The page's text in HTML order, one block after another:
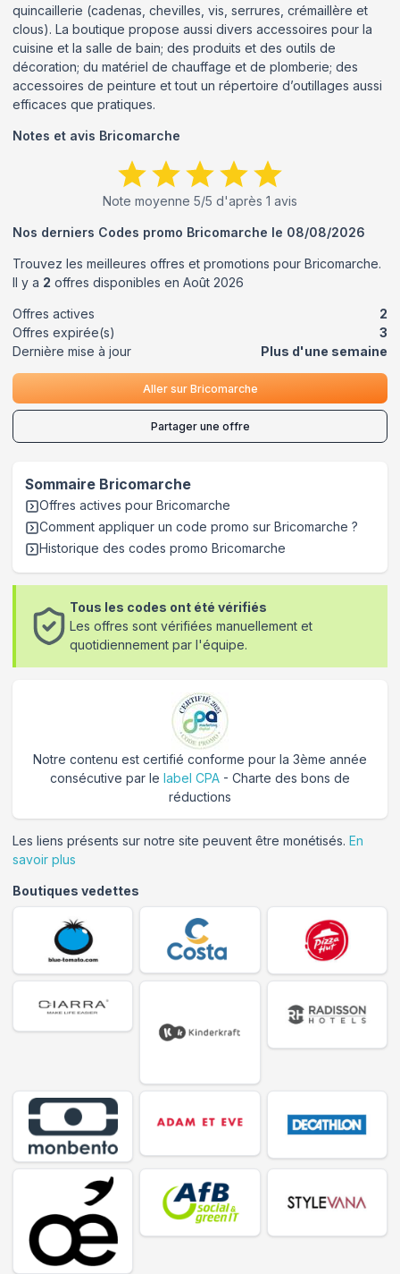
quincaillerie (cadenas, chevilles, vis, serrures, crémaillère et
clous). La boutique propose aussi divers accessoires pour la
cuisine et la salle de bain; des produits et des outils de
décoration; du matériel de chauffage et de plomberie; des
accessoires de peinture et tout un répertoire d’outillages aussi
efficaces que pratiques.
Notes et avis Bricomarche
Note moyenne 5/5 d'après 1 avis
Nos derniers Codes promo Bricomarche le 08/08/2026
Trouvez les meilleures offres et promotions pour Bricomarche.
Il y a 2 offres disponibles en Août 2026
Offres actives
2
Offres expirée(s)
3
Dernière mise à jour
Plus d'une semaine
Aller sur Bricomarche
Partager une offre
Sommaire Bricomarche
Offres actives pour Bricomarche
Comment appliquer un code promo sur Bricomarche ?
Historique des codes promo Bricomarche
Tous les codes ont été vérifiés
Les offres sont vérifiées manuellement et
quotidiennement par l'équipe.
Notre contenu est certifié conforme pour la 3ème année
consécutive par le label CPA - Charte des bons de
réductions
Les liens présents sur notre site peuvent être monétisés. En
savoir plus
Boutiques vedettes